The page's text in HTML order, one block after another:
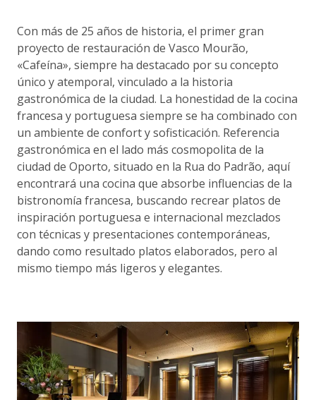
Con más de 25 años de historia, el primer gran
proyecto de restauración de Vasco Mourão,
«Cafeína», siempre ha destacado por su concepto
único y atemporal, vinculado a la historia
gastronómica de la ciudad. La honestidad de la cocina
francesa y portuguesa siempre se ha combinado con
un ambiente de confort y sofisticación. Referencia
gastronómica en el lado más cosmopolita de la
ciudad de Oporto, situado en la Rua do Padrão, aquí
encontrará una cocina que absorbe influencias de la
bistronomía francesa, buscando recrear platos de
inspiración portuguesa e internacional mezclados
con técnicas y presentaciones contemporáneas,
dando como resultado platos elaborados, pero al
mismo tiempo más ligeros y elegantes.